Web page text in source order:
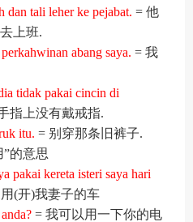
dan tali leher ke pejabat. = 他
上班.
abang saya. = 我
tidak pakai cincin di
指上没有戴戒指.
itu. = 别穿那条旧裤子.
”的意思
pakai kereta isteri saya hari
(开)我妻子的车
= 我可以用一下你的电